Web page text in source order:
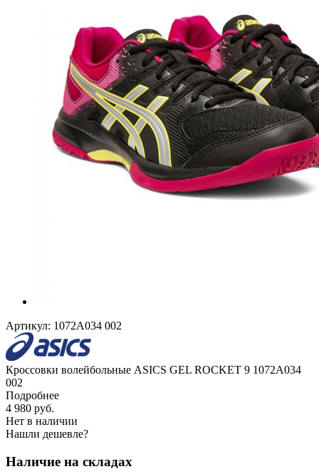
Артикул: 1072A034 002
Кроссовки волейбольные ASICS GEL ROCKET 9 1072A034
002
Подробнее
4 980 руб.
Нет в наличии
Нашли дешевле?
Наличие на складах